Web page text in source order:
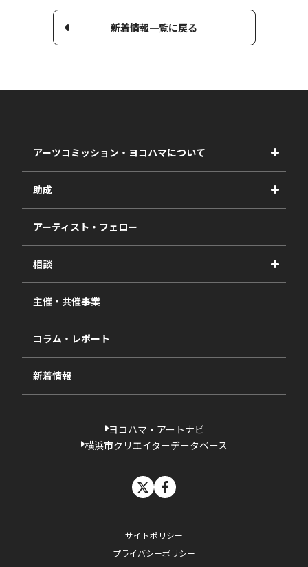
新着情報一覧に戻る
アーツコミッション・ヨコハマについて
事業紹介
事業報告書
助成
2027年度
2026年度
2025年度
2024年度
2023年度
過去の採択一覧
アーティスト・フェロー
相談
視察・ヒアリング・研究
相談依頼フォーム
主催・共催事業
コラム・レポート
新着情報
ヨコハマ・アートナビ
横浜市クリエイターデータベース
サイトポリシー
プライバシーポリシー